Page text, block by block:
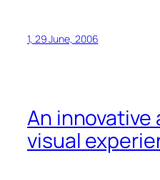
1, 29 June, 2006
An innovative
visual